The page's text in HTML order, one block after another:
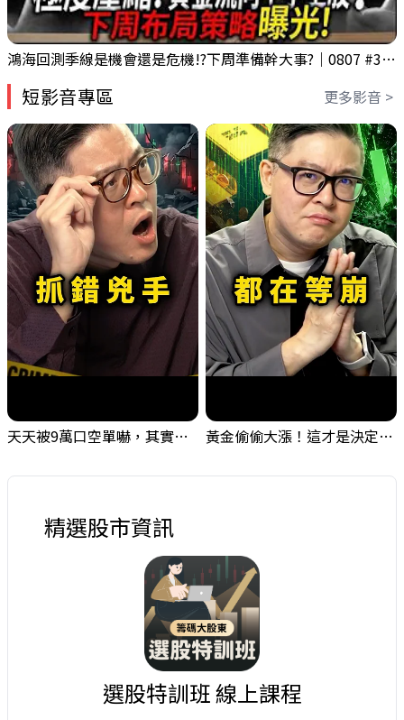
鴻海回測季線是機會還是危機!?下周準備幹大事?｜0807 #3661 #2317 #2317鴻海
短影音專區 更多影音 >
天天被9萬口空單嚇，其實你盯錯地方了｜Mr.Jimmy高志銘 #台股 #外資期貨 #融資 黃金偷偷大漲！這才是決定台股生死的「真風向球」！｜Mr.Jimmy高志銘 #黃金 #美元指數 #聯準會
精選股市資訊
選股特訓班 線上課程